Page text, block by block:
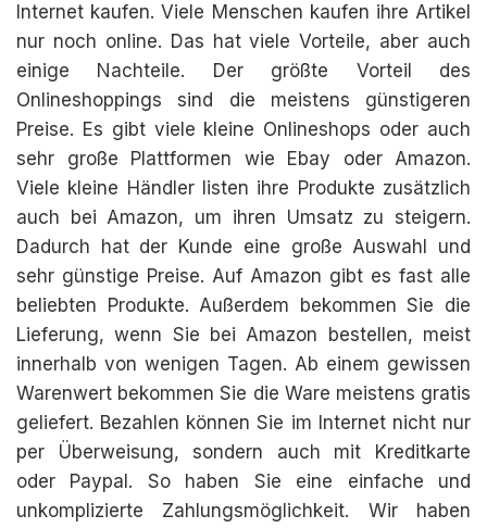
Internet kaufen. Viele Menschen kaufen ihre Artikel
nur noch online. Das hat viele Vorteile, aber auch
einige Nachteile. Der größte Vorteil des
Onlineshoppings sind die meistens günstigeren
Preise. Es gibt viele kleine Onlineshops oder auch
sehr große Plattformen wie Ebay oder Amazon.
Viele kleine Händler listen ihre Produkte zusätzlich
auch bei Amazon, um ihren Umsatz zu steigern.
Dadurch hat der Kunde eine große Auswahl und
sehr günstige Preise. Auf Amazon gibt es fast alle
beliebten Produkte. Außerdem bekommen Sie die
Lieferung, wenn Sie bei Amazon bestellen, meist
innerhalb von wenigen Tagen. Ab einem gewissen
Warenwert bekommen Sie die Ware meistens gratis
geliefert. Bezahlen können Sie im Internet nicht nur
per Überweisung, sondern auch mit Kreditkarte
oder Paypal. So haben Sie eine einfache und
unkomplizierte Zahlungsmöglichkeit. Wir haben